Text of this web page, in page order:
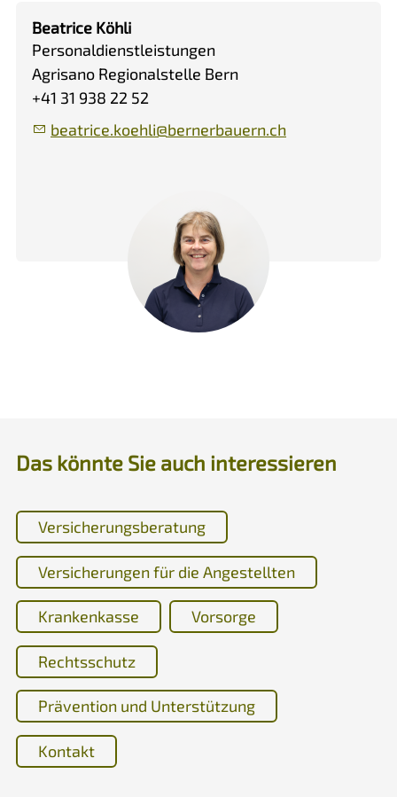
Beatrice Köhli
Personaldienstleistungen
Agrisano Regionalstelle Bern
+41 31 938 22 52
b
tr c k hl b rn rb rn ch
Das könnte Sie auch interessieren
Versicherungsberatung
Versicherungen für die Angestellten
Krankenkasse Vorsorge
Rechtsschutz
Prävention und Unterstützung
Kontakt